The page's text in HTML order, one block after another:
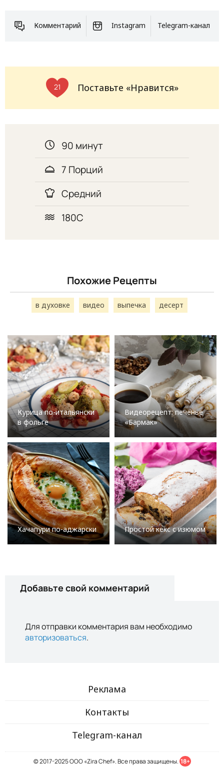
Комментарий Instagram Telegram-канал
21 Поставьте «Нравится»
90 минут
7 Порций
Средний
180С
Похожие Рецепты
в духовке видео выпечка десерт
Курица по-итальянски
в фольге
Видеорецепт: печенье
«Бармак»
Хачапури по-аджарски Простой кекс с изюмом
Добавьте свой комментарий
Для отправки комментария вам необходимо
авторизоваться.
Реклама
Контакты
Telegram-канал
© 2017-2025 ООО «Zira Chef». Все права защищены. 18+